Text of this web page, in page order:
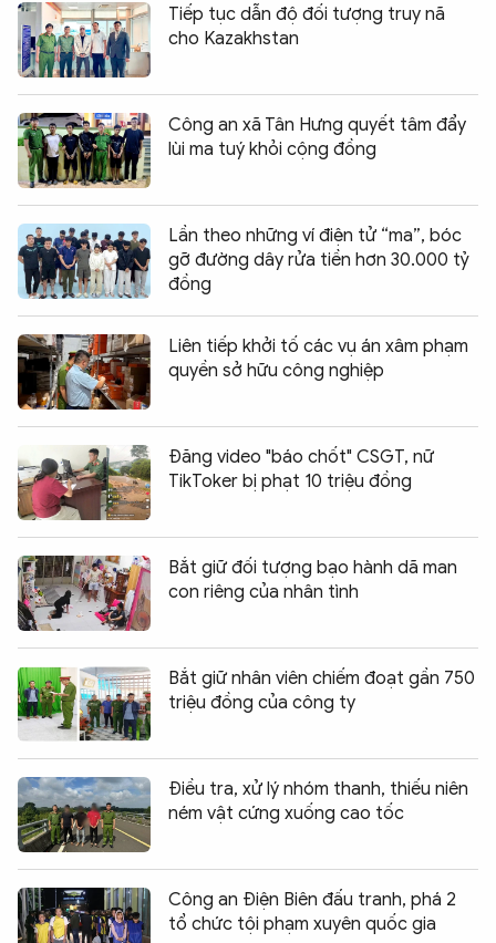
Tiếp tục dẫn độ đối tượng truy nã
cho Kazakhstan
Công an xã Tân Hưng quyết tâm đẩy
lùi ma tuý khỏi cộng đồng
Lần theo những ví điện tử “ma”, bóc
gỡ đường dây rửa tiền hơn 30.000 tỷ
đồng
Liên tiếp khởi tố các vụ án xâm phạm
quyền sở hữu công nghiệp
Đăng video "báo chốt" CSGT, nữ
TikToker bị phạt 10 triệu đồng
Bắt giữ đối tượng bạo hành dã man
con riêng của nhân tình
Bắt giữ nhân viên chiếm đoạt gần 750
triệu đồng của công ty
Điều tra, xử lý nhóm thanh, thiếu niên
ném vật cứng xuống cao tốc
Công an Điện Biên đấu tranh, phá 2
tổ chức tội phạm xuyên quốc gia